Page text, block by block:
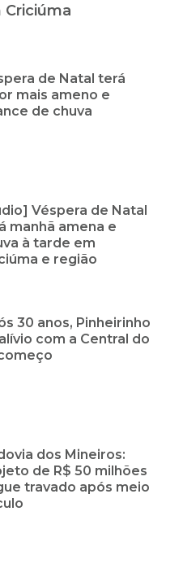
de Natal terá
mais ameno e
de chuva
Véspera de Natal
manhã amena e
à tarde em
e região
30 anos, Pinheirinho
com a Central do
dos Mineiros:
de R$ 50 milhões
travado após meio